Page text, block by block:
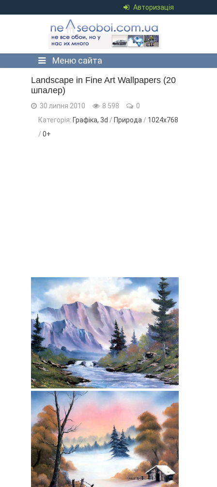
Авторизація
Меню сайта
Landscape in Fine Art Wallpapers (20
шпалер)
30 липня 2010 8 598
0
Категорія: Графіка, 3d / Природа / 1024x768
/ 0+